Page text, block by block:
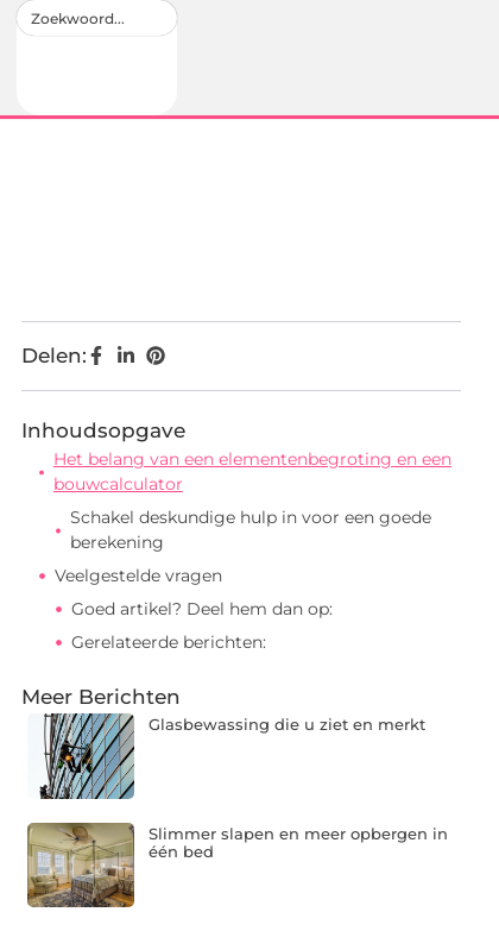
Delen:
Inhoudsopgave
Het belang van een elementenbegroting en een
bouwcalculator
Schakel deskundige hulp in voor een goede
berekening
Veelgestelde vragen
Goed artikel? Deel hem dan op:
Gerelateerde berichten:
Meer Berichten
Glasbewassing die u ziet en merkt
Slimmer slapen en meer opbergen in
één bed